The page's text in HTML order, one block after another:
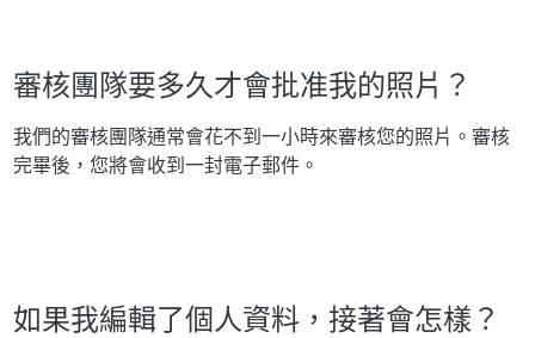
審核團隊要多久才會批准我的照片？
我們的審核團隊通常會花不到一小時來審核您的照片。審核
完畢後，您將會收到一封電子郵件。
如果我編輯了個人資料，接著會怎樣？